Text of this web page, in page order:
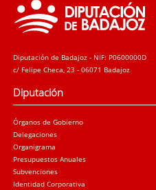
Diputación de Badajoz - NIF: P0600000D
c/ Felipe Checa, 23 - 06071 Badajoz
Diputación
Órganos de Gobierno
Delegaciones
Organigrama
Presupuestos Anuales
Subvenciones
Identidad Corporativa